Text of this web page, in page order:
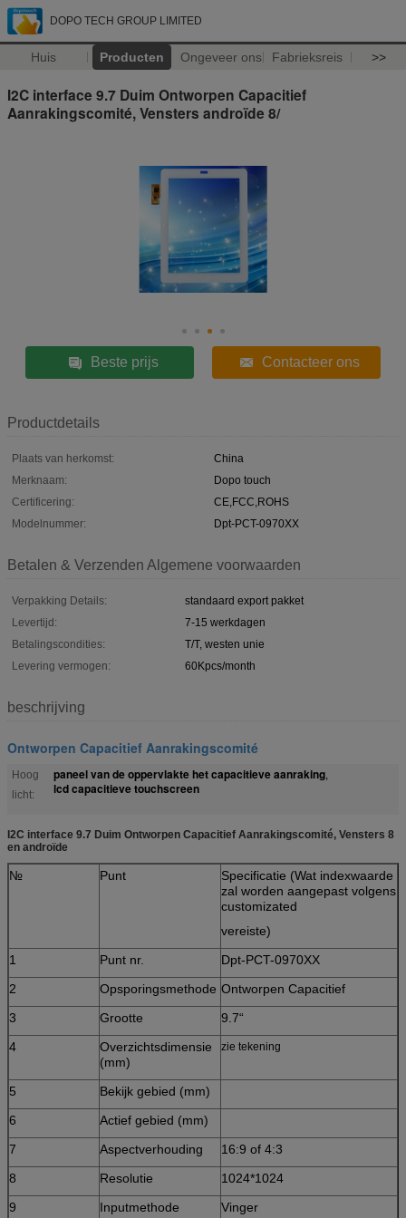
DOPO TECH GROUP LIMITED
Huis Producten Ongeveer ons Fabrieksreis >>
I2C interface 9.7 Duim Ontworpen Capacitief
Aanrakingscomité, Vensters androïde 8/
Beste prijs Contacteer ons
Productdetails
Plaats van herkomst:
China
Merknaam:
Dopo touch
Certificering:
CE,FCC,ROHS
Modelnummer:
Dpt-PCT-0970XX
Betalen & Verzenden Algemene voorwaarden
Verpakking Details:
standaard export pakket
Levertijd:
7-15 werkdagen
Betalingscondities:
T/T, westen unie
Levering vermogen:
60Kpcs/month
beschrijving
Ontworpen Capacitief Aanrakingscomité
Hoog
licht:
paneel van de oppervlakte het capacitieve aanraking,
lcd capacitieve touchscreen
I2C interface 9.7 Duim Ontworpen Capacitief Aanrakingscomité, Vensters 8
en androïde
№ Punt
Specificatie (Wat indexwaarde
zal worden aangepast volgens
customizated
vereiste)
1
Punt nr.
Dpt-PCT-0970XX
2
Opsporingsmethode Ontworpen Capacitief
3
Grootte
9.7“
4
Overzichtsdimensie
(mm)
zie tekening
5
Bekijk gebied (mm)
6
Actief gebied (mm)
7
Aspectverhouding
16:9 of 4:3
8
Resolutie
1024*1024
9
Inputmethode
Vinger